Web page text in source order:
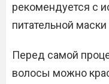
рекомендуется с
питательной
Перед самой
волосы можно